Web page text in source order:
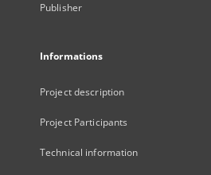
Publisher
Informations
Project description
Project Participants
Technical information